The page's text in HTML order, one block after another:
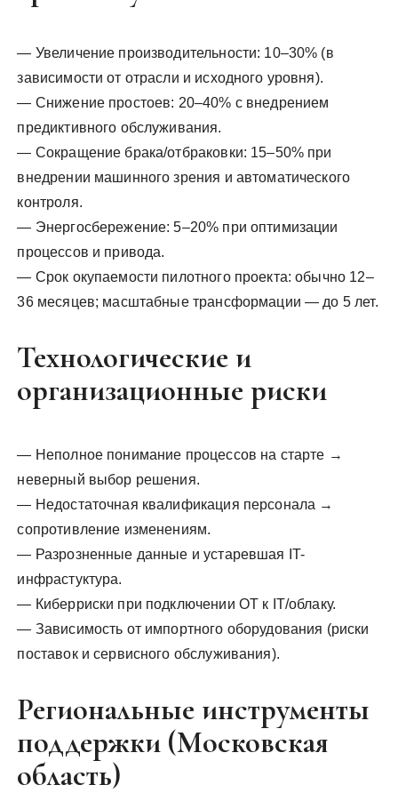
— Увеличение производительности: 10–30% (в
зависимости от отрасли и исходного уровня).
— Снижение простоев: 20–40% с внедрением
предиктивного обслуживания.
— Сокращение брака/отбраковки: 15–50% при
внедрении машинного зрения и автоматического
контроля.
— Энергосбережение: 5–20% при оптимизации
процессов и привода.
— Срок окупаемости пилотного проекта: обычно 12–
36 месяцев; масштабные трансформации — до 5 лет.
Технологические и
организационные риски
— Неполное понимание процессов на старте →
неверный выбор решения.
— Недостаточная квалификация персонала →
сопротивление изменениям.
— Разрозненные данные и устаревшая IT-
инфрастуктура.
— Киберриски при подключении OT к IT/облаку.
— Зависимость от импортного оборудования (риски
поставок и сервисного обслуживания).
Региональные инструменты
поддержки (Московская
область)